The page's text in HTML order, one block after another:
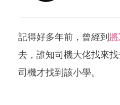
作有《
記得好多年前，曾經到
去，誰知司機大佬找來
司機才找到該小學。